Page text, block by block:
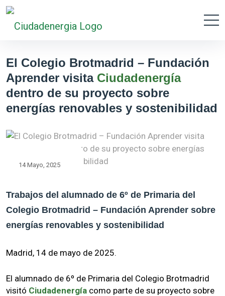
El Colegio Brotmadrid – Fundación
Aprender visita Ciudadenergía
dentro de su proyecto sobre
energías renovables y sostenibilidad
14 Mayo 2025
Trabajos del alumnado de 6º de Primaria del
Colegio Brotmadrid – Fundación Aprender sobre
energías renovables y sostenibilidad
Madrid, 14 de mayo de 2025.
El alumnado de 6º de Primaria del Colegio Brotmadrid
visitó Ciudadenergía como parte de su proyecto sobre